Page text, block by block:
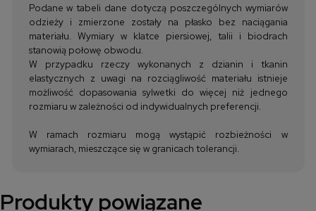
Podane w tabeli dane dotyczą poszczególnych wymiarów
odzieży i zmierzone zostały na płasko bez naciągania
materiału. Wymiary w klatce piersiowej, talii i biodrach
stanowią połowę obwodu.
W przypadku rzeczy wykonanych z dzianin i tkanin
elastycznych z uwagi na rozciągliwość materiału istnieje
możliwość dopasowania sylwetki do więcej niż jednego
rozmiaru w zależności od indywidualnych preferencji.
W ramach rozmiaru mogą wystąpić rozbieżności w
wymiarach, mieszczące się w granicach tolerancji.
Produkty powiązane